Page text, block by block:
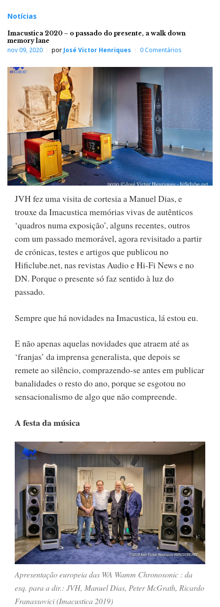
Notícias
Imacustica 2020 – o passado do presente, a walk down
memory lane
nov 09, 2020 por José Victor Henriques 0 Comentários
JVH fez uma visita de cortesia a Manuel Dias, e
trouxe da Imacustica memórias vivas de autênticos
‘quadros numa exposição’, alguns recentes, outros
com um passado memorável, agora revisitado a partir
de crónicas, testes e artigos que publicou no
Hificlube.net, nas revistas Audio e Hi-Fi News e no
DN. Porque o presente só faz sentido à luz do
passado.
Sempre que há novidades na Imacustica, lá estou eu.
E não apenas aquelas novidades que atraem até as
‘franjas’ da imprensa generalista, que depois se
remete ao silêncio, comprazendo-se antes em publicar
banalidades o resto do ano, porque se esgotou no
sensacionalismo de algo que não compreende.
A festa da música
Apresentação europeia das WA Wamm Chronosonic : da
esq. para a dir.: JVH, Manuel Dias, Peter McGrath, Ricardo
Franassovici (Imacustica 2019)